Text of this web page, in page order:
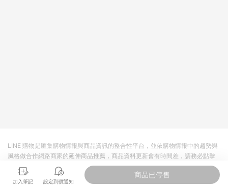
加入筆記 設定到價通知
商品已停售
LINE 購物是匯集購物情報與商品資訊的整合性平台，並依購物情報中的趨勢與
風格做合作網路商家的延伸商品推薦，商品資料更新會有時間差，請務必點擊
商品至各合作網路商家，確認現售價與購物條件，一切資訊以合作廠商網頁為
準。